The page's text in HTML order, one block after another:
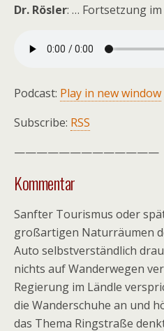
Dr. Rösler: … Fortsetzung im
Podcast: Play in new window
Subscribe: RSS
—————————————
Kommentar
Sanfter Tourismus oder
großartigen Naturräumen
Auto selbstverständlich
nichts auf Wanderwegen
Regierung im Ländle
die Wanderschuhe an und
das Thema Ringstraße